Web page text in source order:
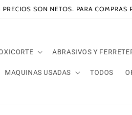
PRECIOS SON NETOS. PARA COMPRAS
ABRASIVOS Y
MAQUINAS USADAS TODOS